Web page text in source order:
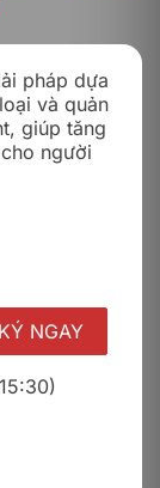
pháp dựa
và quản
giúp tăng
người
₫.
NGAY